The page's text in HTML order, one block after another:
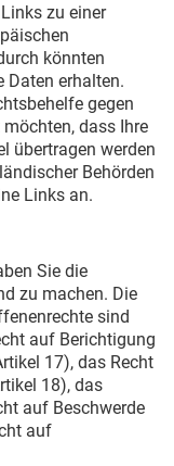
zu einer
könnten
Daten erhalten.
gegen
dass Ihre
übertragen werden
Behörden
Links an.
Sie die
zu machen. Die
sind
auf Berichtigung
17), das Recht
18), das
auf Beschwerde
auf